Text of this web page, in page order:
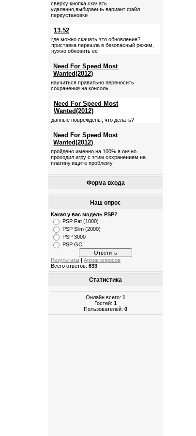
сверху кнопка скачать
удаленно,выбираешь вариант файл
переустановки
13.52
где можно скачать это обновление?
приставка перешла в безопасный режим,
нужно обновить ее
Need For Speed Most
Wanted(2012)
научиться правильно переносить
сохранения на консоль
Need For Speed Most
Wanted(2012)
данные повреждены, что делать?
Need For Speed Most
Wanted(2012)
пройдено именно на 100% я оично
проходил игру с этим сохранением на
платину,ищите проблему
Форма входа
Наш опрос
Какая у вас модель PSP?
PSP Fat (1000)
PSP Slim (2000)
PSP 3000
PSP GO
Результаты |Архив опросов
Всего ответов:633
Статистика
Онлайн всего:1
Гостей:1
Пользователей:0